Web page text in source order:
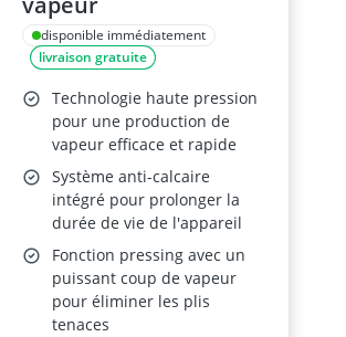
disponible immédiatement
livraison gratuite
Technologie haute pression
pour une production de
vapeur efficace et rapide
Système anti-calcaire
intégré pour prolonger la
durée de vie de l'appareil
Fonction pressing avec un
puissant coup de vapeur
pour éliminer les plis
tenaces